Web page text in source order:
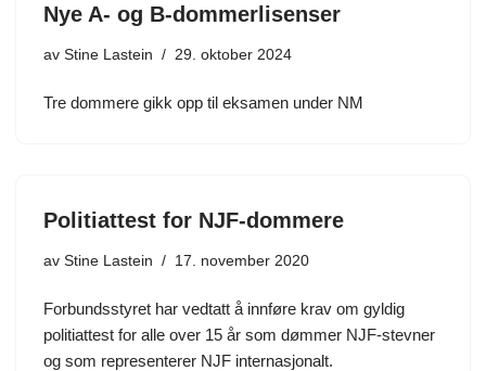
Nye A- og B-dommerlisenser
av Stine Lastein 29. oktober 2024
Tre dommere gikk opp til eksamen under NM
Politiattest for NJF-dommere
av Stine Lastein 17. november 2020
Forbundsstyret har vedtatt å innføre krav om gyldig
politiattest for alle over 15 år som dømmer NJF-stevner
og som representerer NJF internasjonalt.